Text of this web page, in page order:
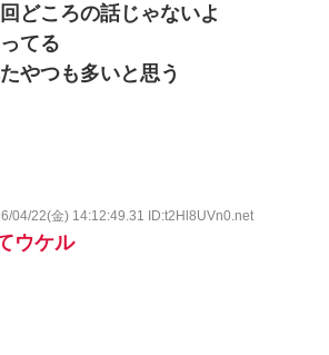
どころの話じゃないよ
てる
やつも多いと思う
04/22(金) 14:12:49.31 ID:t2Hl8UVn0.net
ウケル